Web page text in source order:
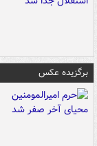
برگزیده عکس